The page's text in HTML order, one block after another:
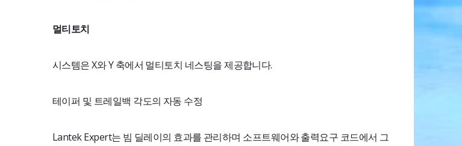
멀티토치
시스템은 X와 Y 축에서 멀티토치 네스팅을 제공합니다.
테이퍼 및 트레일백 각도의 자동 수정
Lantek Expert는 빔 딜레이의 효과를 관리하며 소프트웨어와 출력요구 코드에서 그